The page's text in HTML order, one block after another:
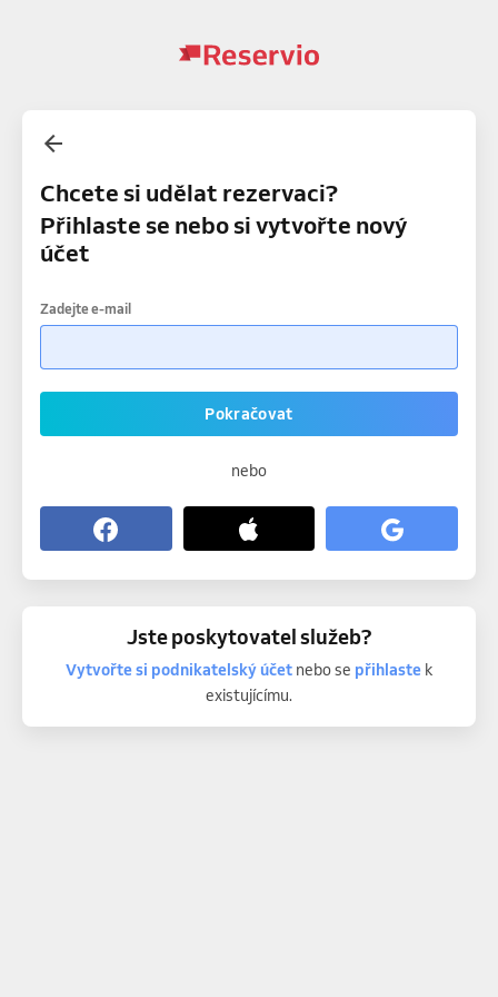
Chcete si udělat rezervaci?
Přihlaste se nebo si vytvořte nový
účet
Zadejte e-mail
Pokračovat
nebo
Jste poskytovatel služeb?
Vytvořte si podnikatelský účetnebo se přihlastek
existujícímu.